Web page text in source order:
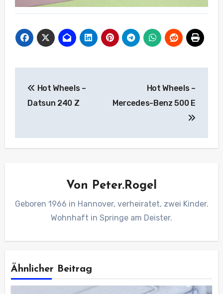
Hot Wheels –
Datsun 240 Z
Hot Wheels –
Mercedes-Benz 500 E
Von Peter.Rogel
Geboren 1966 in Hannover, verheiratet, zwei Kinder.
Wohnhaft in Springe am Deister.
Ähnlicher Beitrag